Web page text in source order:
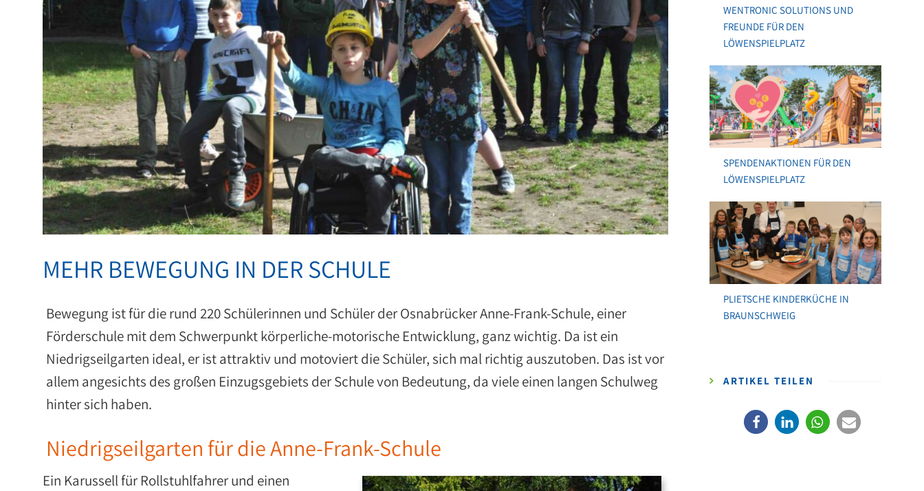
MEHR BEWEGUNG IN DER SCHULE
Bewegung ist für die rund 220 Schülerinnen und Schüler der Osnabrücker Anne-Frank-Schule, einer
Förderschule mit dem Schwerpunkt körperliche-motorische Entwicklung, ganz wichtig. Da ist ein
Niedrigseilgarten ideal, er ist attraktiv und motoviert die Schüler, sich mal richtig auszutoben. Das ist vor
allem angesichts des großen Einzugsgebiets der Schule von Bedeutung, da viele einen langen Schulweg
hinter sich haben.
Niedrigseilgarten für die Anne-Frank-Schule
Ein Karussell für Rollstuhlfahrer und einen
WENTRONIC SOLUTIONS UND
FREUNDE FÜR DEN
LÖWENSPIELPLATZ
SPENDENAKTIONEN FÜR DEN
LÖWENSPIELPLATZ
PLIETSCHE KINDERKÜCHE IN
BRAUNSCHWEIG
ARTIKEL TEILEN